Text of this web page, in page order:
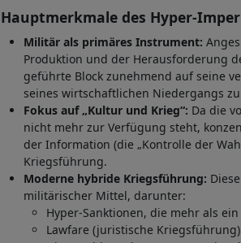
Hauptmerkmale des Hyper-
Militär als primäres Instrument:
Produktion und der Herausforderung
geführte Block zunehmend auf seine
seines wirtschaftlichen Niedergangs
Fokus auf „Kultur und Krieg“: Da die
nicht mehr zur Verfügung steht,
der Information (die „Kontrolle der
Kriegsführung.
Moderne hybride Kriegsführung:
militärischer Mittel, darunter:
Hyper-Sanktionen, die mehr als
Lawfare (juristische